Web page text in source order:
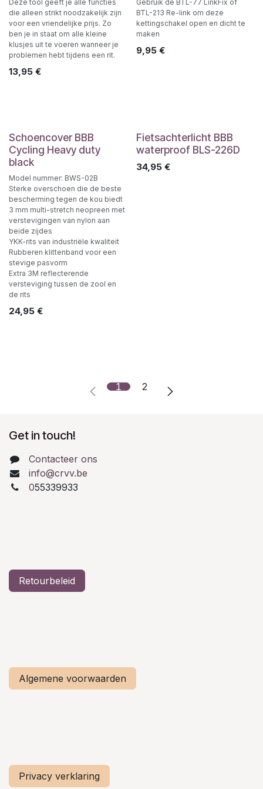
Deze tool geeft je alle functies
die alleen strikt noodzakelijk zijn
voor een vriendelijke prijs. Zo
ben je in staat om alle kleine
klusjes uit te voeren wanneer je
problemen hebt tijdens een rit.
13,95 €
Gebruik de BTL-77 LinkFix of
BTL-213 Re-link om deze
kettingschakel open en dicht te
maken
9,95€
Schoencover BBB
Cycling Heavy duty
black
Model nummer: BWS-02B
Sterke overschoen die de beste
bescherming tegen de kou biedt
3 mm multi-stretch neopreen met
verstevigingen van nylon aan
beide zijdes
YKK-rits van industriële kwaliteit
Rubberen klittenband voor een
stevige pasvorm
Extra 3M reflecterende
versteviging tussen de zool en
de rits
24,95 €
Fietsachterlicht BBB
waterproof BLS-226D
34,95€
1 2
Get in touch!
Contacteer ons
info@crvv.be
055339933
Retourbeleid
Algemene voorwaarden
Privacy verklaring